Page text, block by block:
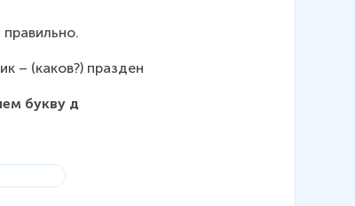
– (каков?) празден
букву д